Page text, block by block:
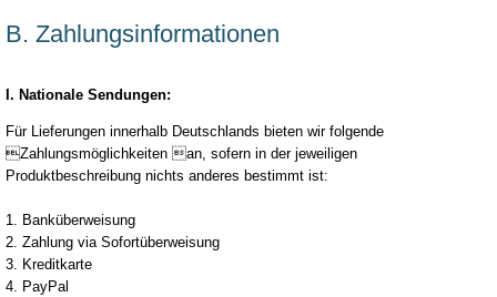
B. Zahlungsinformationen
I. Nationale Sendungen:
Für Lieferungen innerhalb Deutschlands bieten wir folgende
Zahlungsmöglichkeiten an, sofern in der jeweiligen
Produktbeschreibung nichts anderes bestimmt ist:
1. Banküberweisung
2. Zahlung via Sofortüberweisung
3. Kreditkarte
4. PayPal